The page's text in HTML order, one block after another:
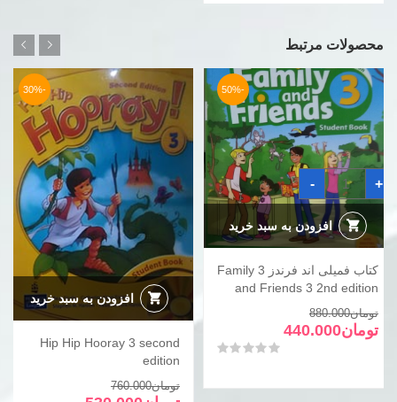
بود.
است.
محصولات مرتبط
-50%
-
کتاب
فمیلی
اند
فرندز
3
Family
and
3
2nd
عدد
+
افزودن به سبد خرید
کتاب فمیلی اند فرندز 3 Family
and Friends 3 2nd edition
تومان880.000قیمت
اصلی
تومان880.000
تومان440.000
قیمت
فعلی
تومان440.000
امتیاز0از 5
-30%
افزودن به سبد خرید
Hip Hip Hooray 3 second
edition
تومان760.000قیمت
قیمت